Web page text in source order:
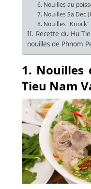
6. Nouilles au
7. Nouilles Sa Dec
8. Nouilles
II. Recette du Hu
nouilles de Phnom
1. Nouilles
Tieu Nam